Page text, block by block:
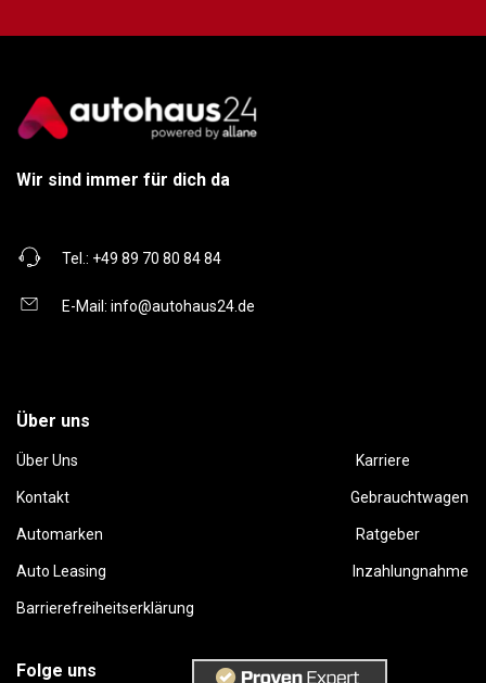
Wir sind immer für dich da
Tel.: +49 89 70 80 84 84
E-Mail: info@autohaus24.de
Über uns
Über Uns Karriere
Kontakt Gebrauchtwagen
Automarken Ratgeber
Auto Leasing Inzahlungnahme
Barrierefreiheitserklärung
Folge uns